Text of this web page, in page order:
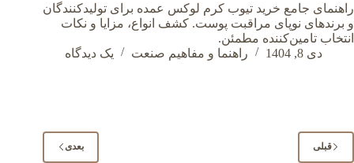
راهنمای جامع خرید تیوب کرم لوکس عمده برای تولیدکنندگان
و برندهای نوپای مراقبت پوست. کشف انواع، مزایا و نکات
انتخاب تامین‌کننده مطمئن.
دی 8, 1404
راهنما و مفاهیم صنعت یک دیدگاه
قبلی بعدی